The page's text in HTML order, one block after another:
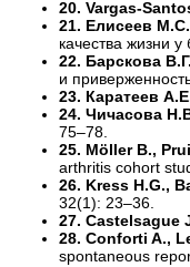
20. Vargas-
21. Елисеев
качества жизни
22. Барскова
и
23. Каратеев
24. Чичасова
75–78.
25. Möller B.,
arthritis cohort
26. Kress H.G.,
32(1): 23–36.
27. Castelsague
28. Conforti A.,
spontaneous